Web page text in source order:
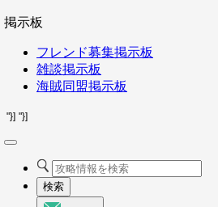
掲示板
フレンド募集掲示板
雑談掲示板
海賊同盟掲示板
"}] "}]
検索